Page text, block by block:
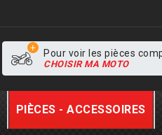
Pour voir les pièces
CHOISIR MA MOTO
PIÈCES - ACCESSOIRES